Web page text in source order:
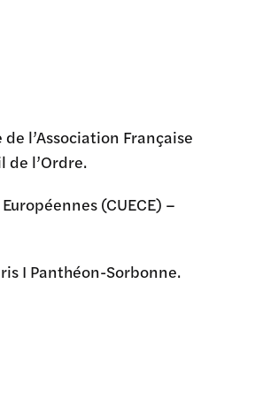
l’Association Française
de l’Ordre.
(CUECE) –
I Panthéon-Sorbonne.